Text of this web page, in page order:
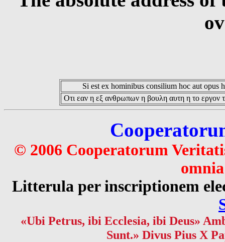
Si est ex hominibus consilium hoc aut opus
Οτι εαν η εξ ανθρωπων η βουλη αυτη η το εργον
© 2006 Cooperatorum
Litterula per inscriptionem
«Ubi Petrus, ibi Ecclesia, ibi Deus»
Sunt.» Divus Pius X